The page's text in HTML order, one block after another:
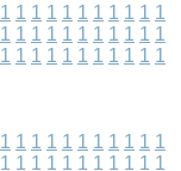
1 1 1 1 1 1 1 1 1 1 1
1 1 1 1 1 1 1 1 1 1 1
1 1 1 1 1 1 1 1 1 1 1
1 1 1 1 1 1 1 1 1 1 1
1 1 1 1 1 1 1 1 1 1 1